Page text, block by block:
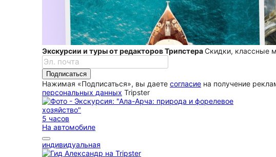
Экскурсии и туры от редакторов ТрипстераСкидки, классные
Подписаться
Нажимая «Подписаться», вы даете согласие на получение
персональных данных Tripster
5 часов
На автомобиле
индивидуальная